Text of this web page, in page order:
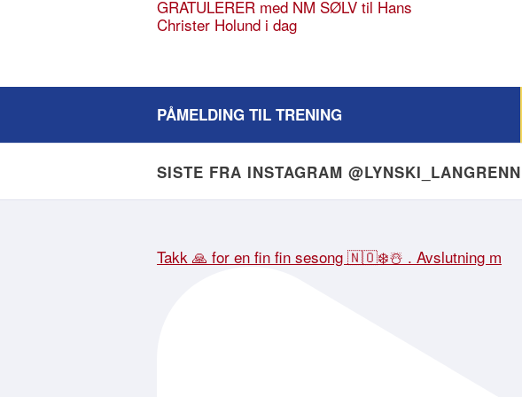
GRATULERER med NM SØLV til Hans
Christer Holund i dag
PÅMELDING TIL TRENING
SISTE FRA INSTAGRAM @LYNSKI_LANGRENN
Takk 🙏 for en fin fin sesong 🇳🇴❄️☃️ . Avslutning m